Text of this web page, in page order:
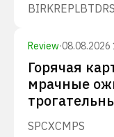
BIRKREPLBTDR
Review·08.08.2026
Горячая
мрачные
SPCXCMPS